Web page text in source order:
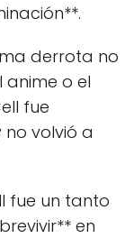
derrota no
anime o el
fue
volvió a
fue un tanto
en